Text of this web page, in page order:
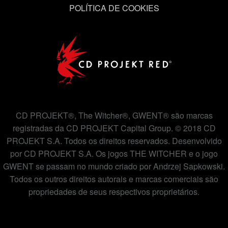
POLÍTICA DE COOKIES
CD PROJEKT®, The Witcher®, GWENT® são marcas
registradas da CD PROJEKT Capital Group. © 2018 CD
PROJEKT S.A. Todos os direitos reservados. Desenvolvido
por CD PROJEKT S.A. Os jogos THE WITCHER e o jogo
GWENT se passam no mundo criado por Andrzej Sapkowski.
Todos os outros direitos autorais e marcas comerciais são
propriedades de seus respectivos proprietários.